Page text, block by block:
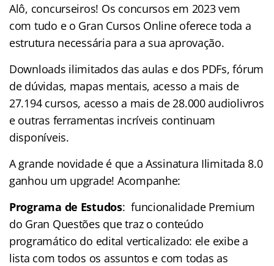
Alô, concurseiros! Os concursos em 2023 vem
com tudo e o Gran Cursos Online oferece toda a
estrutura necessária para a sua aprovação.
Downloads ilimitados das aulas e dos PDFs, fórum
de dúvidas, mapas mentais, acesso a mais de
27.194 cursos, acesso a mais de 28.000 audiolivros
e outras ferramentas incríveis continuam
disponíveis.
A grande novidade é que a Assinatura Ilimitada 8.0
ganhou um upgrade! Acompanhe:
Programa de Estudos: funcionalidade Premium
do Gran Questões que traz o conteúdo
programático do edital verticalizado: ele exibe a
lista com todos os assuntos e com todas as